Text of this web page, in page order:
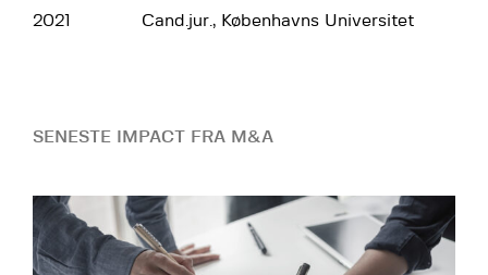
2021 Cand.jur., Københavns Universitet
SENESTE IMPACT FRA M&A